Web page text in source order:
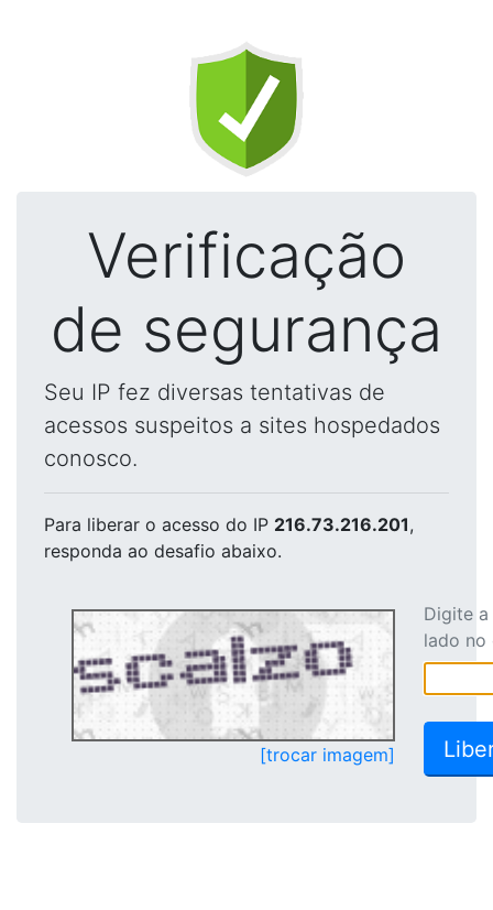
Verificação
de segurança
Seu IP fez diversas tentativas de
acessos suspeitos a sites hospedados
conosco.
Para liberar o acesso do IP 216.73.216.201,
responda ao desafio abaixo.
[trocar imagem]
Digite
lado no